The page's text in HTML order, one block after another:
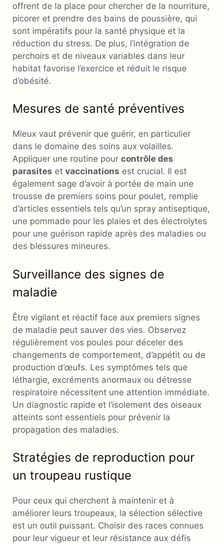
offrent de la place pour chercher de la nourriture,
picorer et prendre des bains de poussière, qui
sont impératifs pour la santé physique et la
réduction du stress. De plus, l’intégration de
perchoirs et de niveaux variables dans leur
habitat favorise l’exercice et réduit le risque
d’obésité.
Mesures de santé préventives
Mieux vaut prévenir que guérir, en particulier
dans le domaine des soins aux volailles.
Appliquer une routine pour contrôle des
parasites et vaccinations est crucial. Il est
également sage d’avoir à portée de main une
trousse de premiers soins pour poulet, remplie
d’articles essentiels tels qu’un spray antiseptique,
une pommade pour les plaies et des électrolytes
pour une guérison rapide après des maladies ou
des blessures mineures.
Surveillance des signes de
maladie
Être vigilant et réactif face aux premiers signes
de maladie peut sauver des vies. Observez
régulièrement vos poules pour déceler des
changements de comportement, d’appétit ou de
production d’œufs. Les symptômes tels que
léthargie, excréments anormaux ou détresse
respiratoire nécessitent une attention immédiate.
Un diagnostic rapide et l’isolement des oiseaux
atteints sont essentiels pour prévenir la
propagation des maladies.
Stratégies de reproduction pour
un troupeau rustique
Pour ceux qui cherchent à maintenir et à
améliorer leurs troupeaux, la sélection sélective
est un outil puissant. Choisir des races connues
pour leur vigueur et leur résistance aux défis